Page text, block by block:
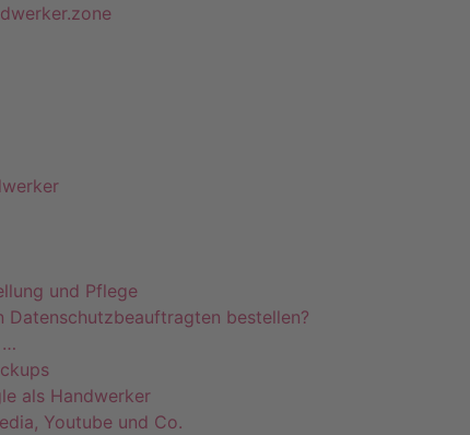
und Pflege
Datenschutzbeauftragten bestellen?
…
als Handwerker
Youtube und Co.